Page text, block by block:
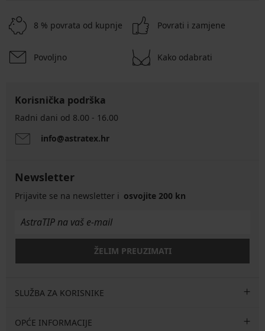
8 % povrata od kupnje Povrati i zamjene
Povoljno Kako odabrati
Korisnička podrška
Radni dani od 8.00 - 16.00
info@astratex.hr
Newsletter
Prijavite se na newsletter i osvojite 200 kn
ŽELIM PREUZIMATI
SLUŽBA ZA KORISNIKE
OPĆE INFORMACIJE